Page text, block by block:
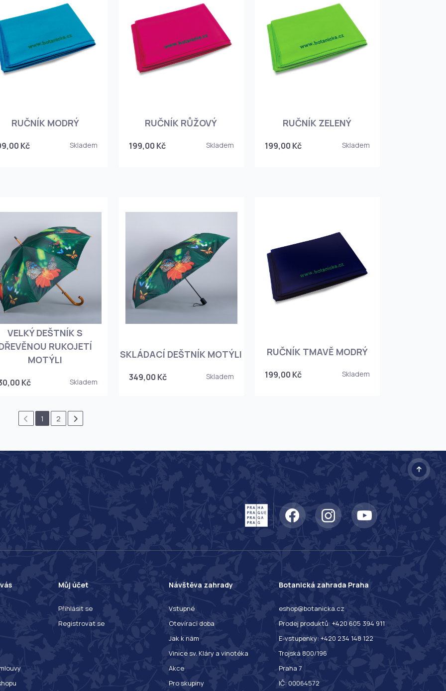
RUČNÍK MODRÝ
Kč Skladem
RUČNÍK RŮŽOVÝ
199,00 Kč Skladem
RUČNÍK ZELENÝ
199,00 Kč Skladem
VELKÝ DEŠTNÍK S
RUKOJETÍ
MOTÝLI
Kč Skladem
SKLÁDACÍ DEŠTNÍK MOTÝLI
349,00 Kč Skladem
RUČNÍK TMAVĚ MODRÝ
199,00 Kč Skladem
1 2
Můj účet
Přihlásit se
Registrovat se
Návštěva zahrady
Vstupné
Otevírací doba
Jak k nám
Vinice sv. Kláry a vinotéka
Akce
Pro skupiny
Botanická zahrada Praha
eshop@botanicka.cz
Prodej produktů: +420 605 394 911
E-vstupenky: +420 234 148 122
Trojská 800/196
Praha 7
IČ: 00064572